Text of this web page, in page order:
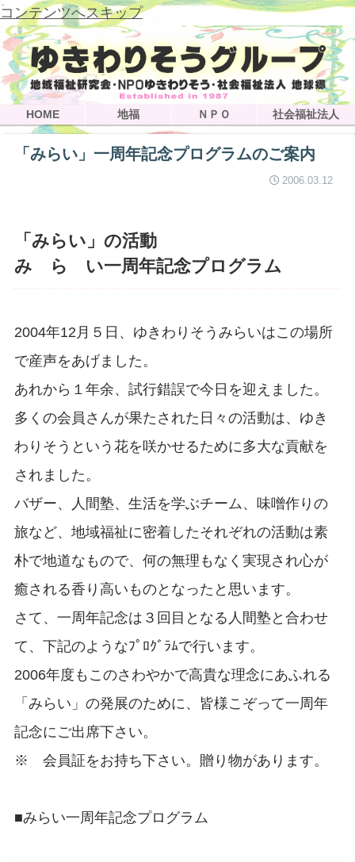
コンテンツへスキップ
HOME 地福 ＮＰＯ 社会福祉法人
「みらい」一周年記念プログラムのご案内
2006.03.12
「みらい」の活動
み ら い一周年記念プログラム
2004年12月５日、ゆきわりそうみらいはこの場所
で産声をあげました。
あれから１年余、試行錯誤で今日を迎えました。
多くの会員さんが果たされた日々の活動は、ゆき
わりそうという花を咲かせるために多大な貢献を
されました。
バザー、人間塾、生活を学ぶチーム、味噌作りの
旅など、地域福祉に密着したそれぞれの活動は素
朴で地道なもので、何の無理もなく実現され心が
癒される香り高いものとなったと思います。
さて、一周年記念は３回目となる人間塾と合わせ
て、下記のようなﾌﾟﾛｸﾞﾗﾑで行います。
2006年度もこのさわやかで高貴な理念にあふれる
「みらい」の発展のために、皆様こぞって一周年
記念にご出席下さい。
※ 会員証をお持ち下さい。贈り物があります。
■みらい一周年記念プログラム